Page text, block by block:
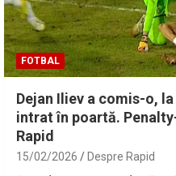
FOTBAL
Dejan Iliev a comis-o,
intrat în poartă.
Rapid
15/02/2026 Despre Rapid